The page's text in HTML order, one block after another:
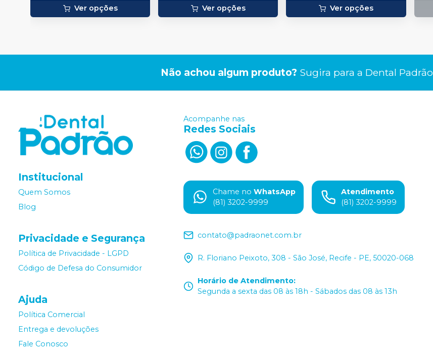
Ver opções Ver opções Ver opções
Não achou algum produto? Sugira para a Dental Padrão
Institucional
Quem Somos
Blog
Privacidade e Segurança
Política de Privacidade - LGPD
Código de Defesa do Consumidor
Ajuda
Política Comercial
Entrega e devoluções
Fale Conosco
Acompanhe nas
Redes Sociais
Chame no WhatsApp
(81) 3202-9999
Atendimento
(81) 3202-9999
contato@padraonet.com.br
R. Floriano Peixoto, 308 - São José, Recife - PE, 50020-068
Horário de Atendimento:
Segunda a sexta das 08 às 18h - Sábados das 08 às 13h